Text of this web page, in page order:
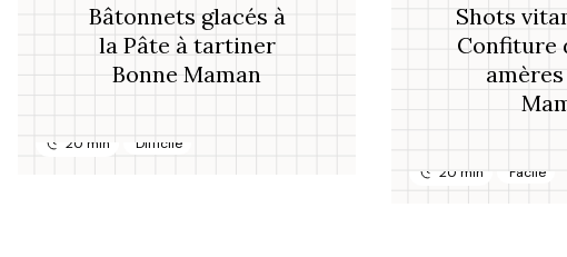
Bâtonnets glacés à
la Pâte à tartiner
Bonne Maman
20 min Difficile
Shots
Confiture
20 min Facile